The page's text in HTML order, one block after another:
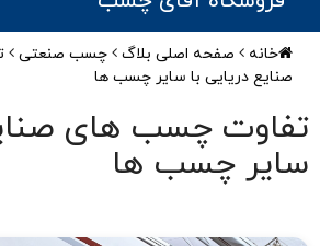
خانه صفحه اصلی بلاگ چسب صنعتی
صنایع دریایی با سایر چسب ها
تفاوت چسب های
سایر چسب ها